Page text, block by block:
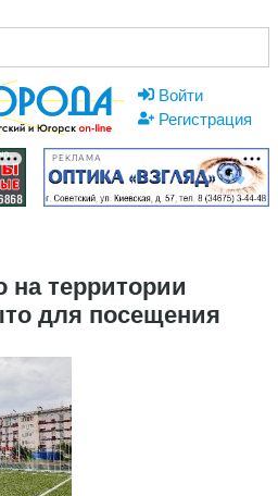
Войти
Регистрация
РЕКЛАМА
на территории
для посещения